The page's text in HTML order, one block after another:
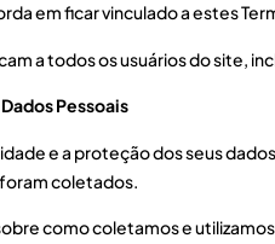
em ficar vinculado a estes
a todos os usuários do site,
Pessoais
e a proteção dos seus
coletados.
como coletamos e